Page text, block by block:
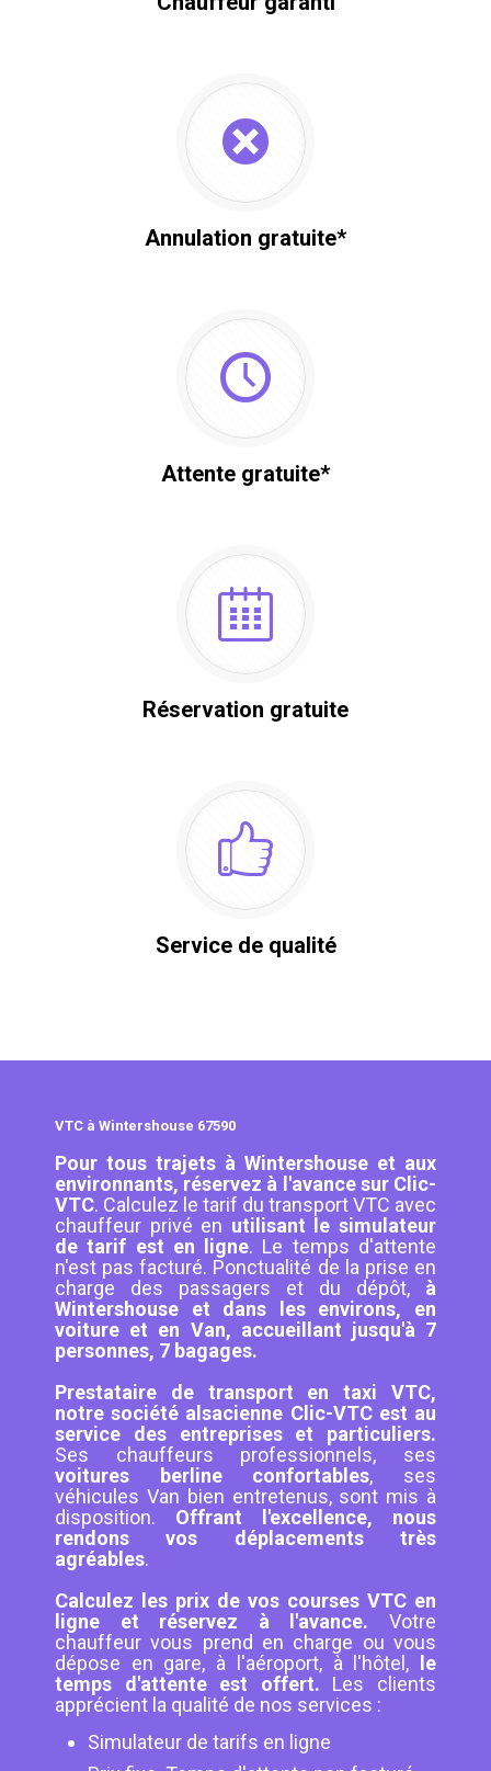
Annulation gratuite*
Attente gratuite*
Réservation gratuite
Service de qualité
VTC à Wintershouse 67590
Pour tous trajets à Wintershouse et aux
environnants, réservez à l'avance sur Clic-
VTC. Calculez le tarif du transport VTC avec
chauffeur privé en utilisant le simulateur
de tarif est en ligne. Le temps d'attente
n'est pas facturé. Ponctualité de la prise en
charge des passagers et du dépôt, à
Wintershouse et dans les environs, en
voiture et en Van, accueillant jusqu'à 7
personnes, 7 bagages.
Prestataire de transport en taxi VTC,
notre société alsacienne Clic-VTC est au
service des entreprises et particuliers.
Ses chauffeurs professionnels, ses
voitures berline confortables, ses
véhicules Van bien entretenus, sont mis à
disposition. Offrant l'excellence, nous
rendons vos déplacements très
agréables.
Calculez les prix de vos courses VTC en
ligne et réservez à l'avance. Votre
chauffeur vous prend en charge ou vous
dépose en gare, à l'aéroport, à l'hôtel,
le
temps d'attente est offert. Les clients
apprécient la qualité de nos services :
Simulateur de tarifs en ligne